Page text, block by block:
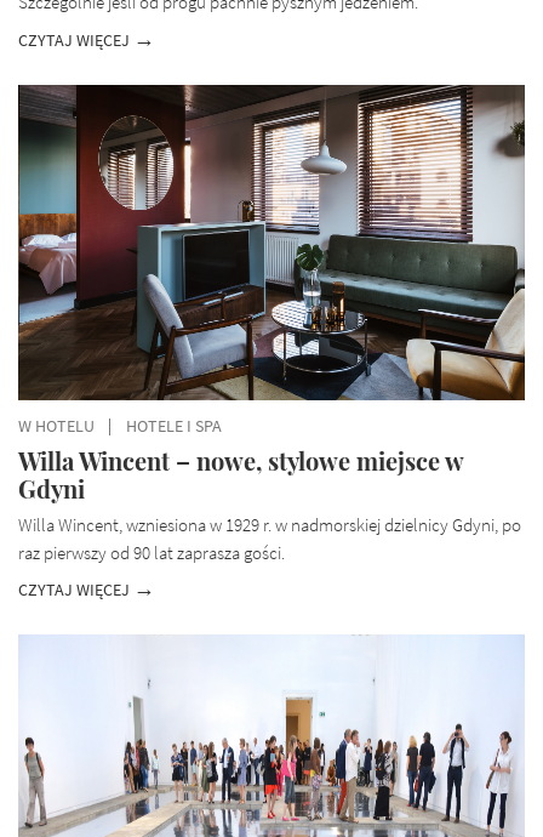
CZYTAJ WIĘCEJ
W HOTELU HOTELE I SPA
Willa Wincent – nowe, stylowe miejsce w
Gdyni
Willa Wincent, wzniesiona w 1929 r. w nadmorskiej dzielnicy Gdyni, po
raz pierwszy od 90 lat zaprasza gości.
CZYTAJ WIĘCEJ